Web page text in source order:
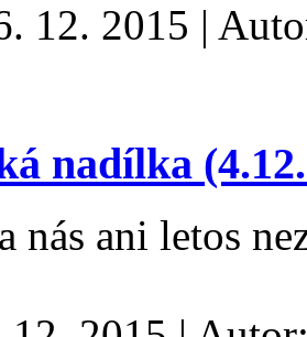
12. 2015 |
nadílka
nás ani letos